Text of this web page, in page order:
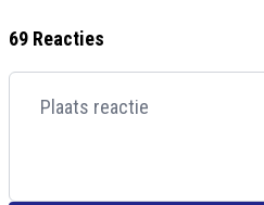
69 Reacties